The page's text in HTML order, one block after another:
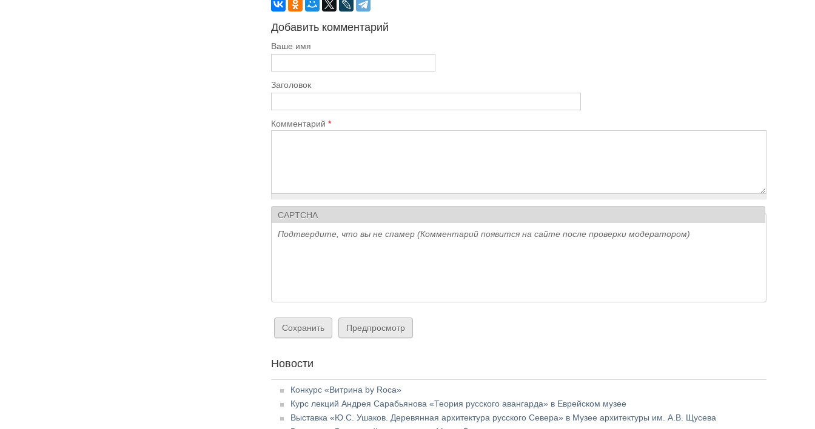
Добавить комментарий
Ваше имя
Заголовок
Комментарий*
CAPTCHA
Подтвердите, что вы не спамер (Комментарий появится на сайте после проверки модератором)
Новости
Конкурс «Витрина by Roca»
Курс лекций Андрея Сарабьянова «Теория русского авангарда» в Еврейском музее
Выставка «Ю.С. Ушаков. Деревянная архитектура русского Севера» в Музее архитектуры им. А.В. Щусева